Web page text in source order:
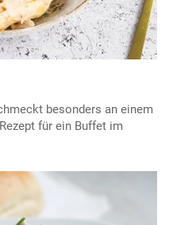
besonders an einem
für ein Buffet im